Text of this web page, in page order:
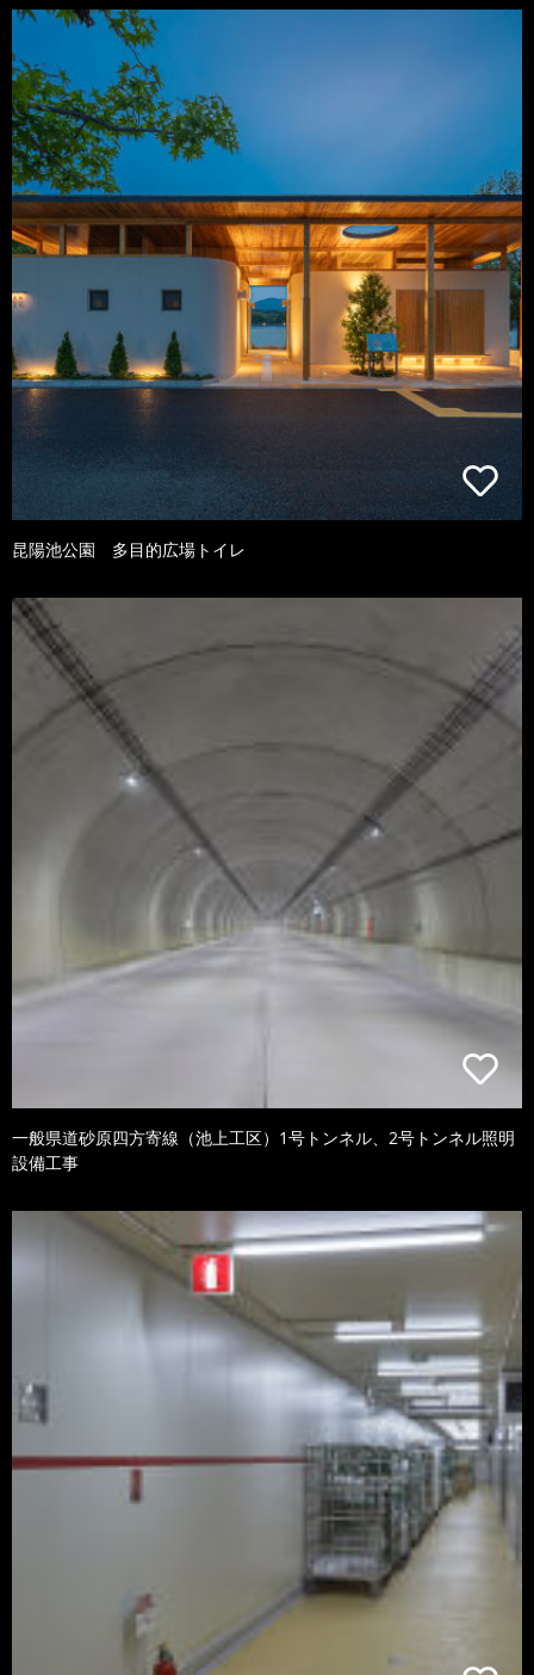
昆陽池公園 多目的広場トイレ
一般県道砂原四方寄線（池上工区）1号トンネル、2号トンネル照明
設備工事